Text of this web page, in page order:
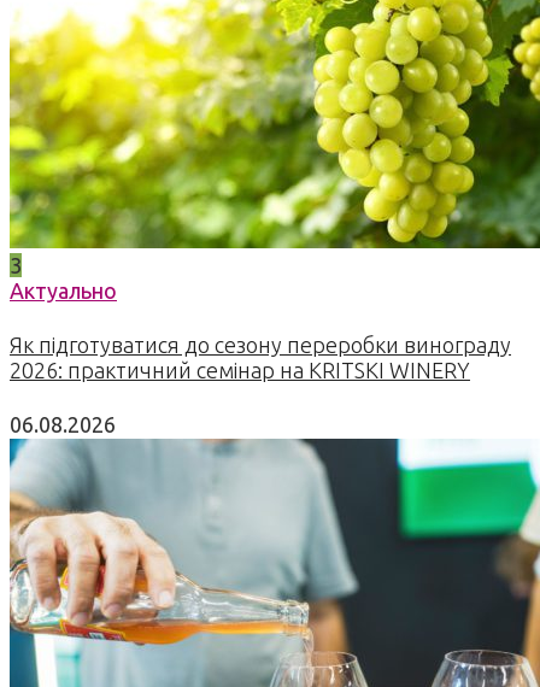
3
Актуально
Як підготуватися до сезону переробки винограду
2026: практичний семінар на KRITSKI WINERY
06.08.2026